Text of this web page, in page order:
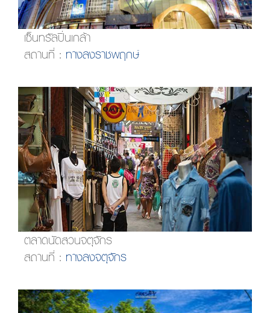
เซ็นทรัลปิ่นเกล้า
สถานที่ : ทางลงราชพฤกษ์
ตลาดนัดสวนจตุจักร
สถานที่ : ทางลงจตุจักร